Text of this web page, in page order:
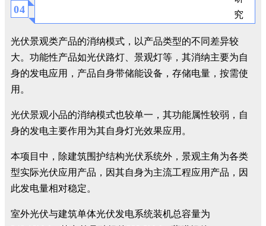
04
光伏景观类产品的消纳模式，以产品类型的不同差异较
大。功能性产品如光伏路灯、景观灯等，其消纳主要为自
身的发电应用，产品自身带储能设备，存储电量，按需使
用。
光伏景观小品的消纳模式也较单一，其功能属性较弱，自
身的发电主要作用为其自身灯光效果应用。
本项目中，除建筑围护结构光伏系统外，景观主角为各类
型实际光伏应用产品，因其自身为主流工程应用产品，因
此发电量相对稳定。
室外光伏与建筑单体光伏发电系统装机总容量为